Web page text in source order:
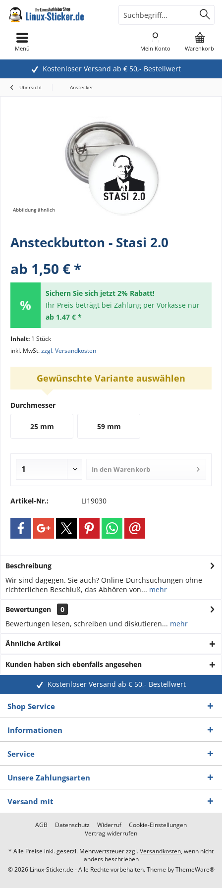
Kostenloser Versand ab € 50,- Bestellwert
Warenkorb
Mein Konto
Menü
Übersicht Anstecker
Abbildung ähnlich
Ansteckbutton - Stasi 2.0
ab 1,50 € *
Sichern Sie sich jetzt 2% Rabatt!
Ihr Preis beträgt bei Zahlung per Vorkasse nur
ab 1,47 € *
Inhalt: 1 Stück
inkl. MwSt.zzgl. Versandkosten
Gewünschte Variante auswählen
Durchmesser
25 mm 59 mm
In den Warenkorb
Artikel-Nr.: LI19030
Beschreibung
Wir sind dagegen. Sie auch? Online-Durchsuchungen ohne
richterlichen Beschluß, das Abhören von... mehr
Bewertungen
0
Bewertungen lesen, schreiben und diskutieren... mehr
Ähnliche Artikel
Kunden haben sich ebenfalls angesehen
Kostenloser Versand ab € 50,- Bestellwert
Shop Service
Informationen
Service
Unsere Zahlungsarten
Versand mit
AGB Datenschutz Widerruf
Cookie-Einstellungen
Vertrag widerrufen
* Alle Preise inkl. gesetzl. Mehrwertsteuer zzgl.Versandkosten, wenn nicht
anders beschrieben
© 2026 Linux-Sticker.de - Alle Rechte vorbehalten. Theme byThemeWare®